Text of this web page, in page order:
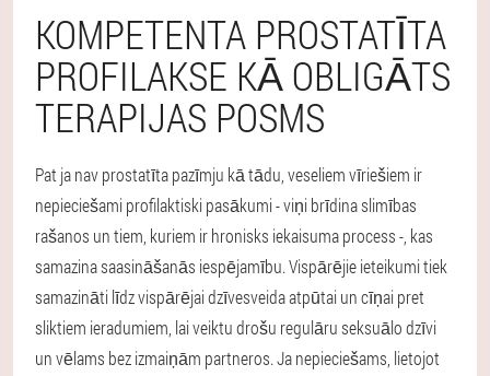
KOMPETENTA PROSTATĪTA
PROFILAKSE KĀ OBLIGĀTS
TERAPIJAS POSMS
Pat ja nav prostatīta pazīmju kā tādu, veseliem vīriešiem ir
nepieciešami profilaktiski pasākumi - viņi brīdina slimības
rašanos un tiem, kuriem ir hronisks iekaisuma process -, kas
samazina saasināšanās iespējamību. Vispārējie ieteikumi tiek
samazināti līdz vispārējai dzīvesveida atpūtai un cīņai pret
sliktiem ieradumiem, lai veiktu drošu regulāru seksuālo dzīvi
un vēlams bez izmaiņām partneros. Ja nepieciešams, lietojot